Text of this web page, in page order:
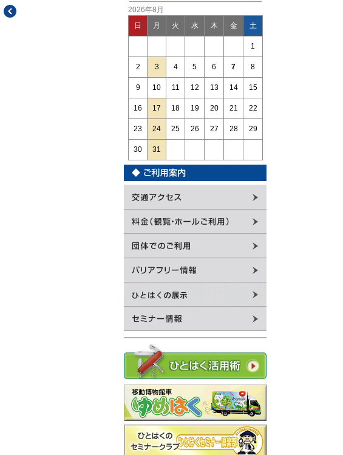
2026年8月
日 月 火 水 木 金 土
1
2 3 4 5 6 7 8
9 10 11 12 13 14 15
16 17 18 19 20 21 22
23 24 25 26 27 28 29
30 31